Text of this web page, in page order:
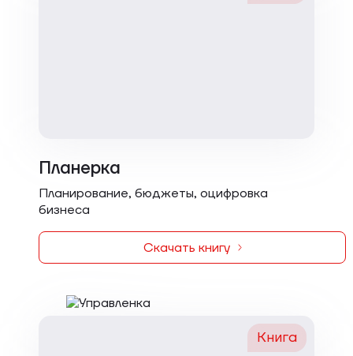
Планерка
Планирование, бюджеты, оцифровка
бизнеса
Скачать книгу
Книга